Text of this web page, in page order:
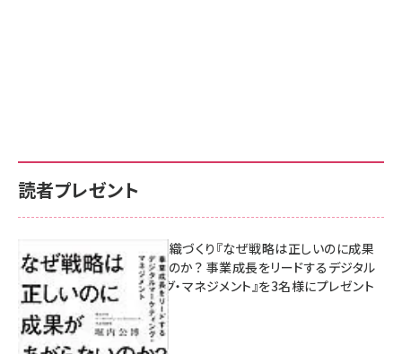
読者プレゼント
成果を生む組織づくり『なぜ戦略は正しいのに成果
があがらないのか？ 事業成長をリードするデジタル
マーケティング・マネジメント』を3名様にプレゼント
8月7日 10:00